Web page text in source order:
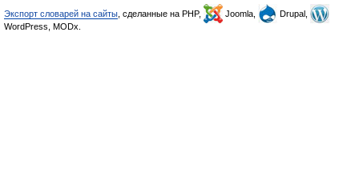
Экспорт словарей на сайты , сделанные на PHP, Joomla,
Drupal,
WordPress, MODx.